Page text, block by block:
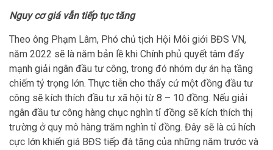
Nguy cơ giá vẫn tiếp tục tăng
Theo ông Phạm Lâm, Phó chủ tịch Hội Môi giới BĐS VN,
năm 2022 sẽ là năm bản lề khi Chính phủ quyết tâm đẩy
mạnh giải ngân đầu tư công, trong đó nhóm dự án hạ tầng
chiếm tỷ trọng lớn. Thực tiễn cho thấy cứ một đồng đầu tư
công sẽ kích thích đầu tư xã hội từ 8 – 10 đồng. Nếu giải
ngân đầu tư công hàng chục nghìn tỉ đồng sẽ kích thích thị
trường ở quy mô hàng trăm nghìn tỉ đồng. Đây sẽ là cú hích
cực lớn khiến giá BĐS tiếp đà tăng của những năm trước và